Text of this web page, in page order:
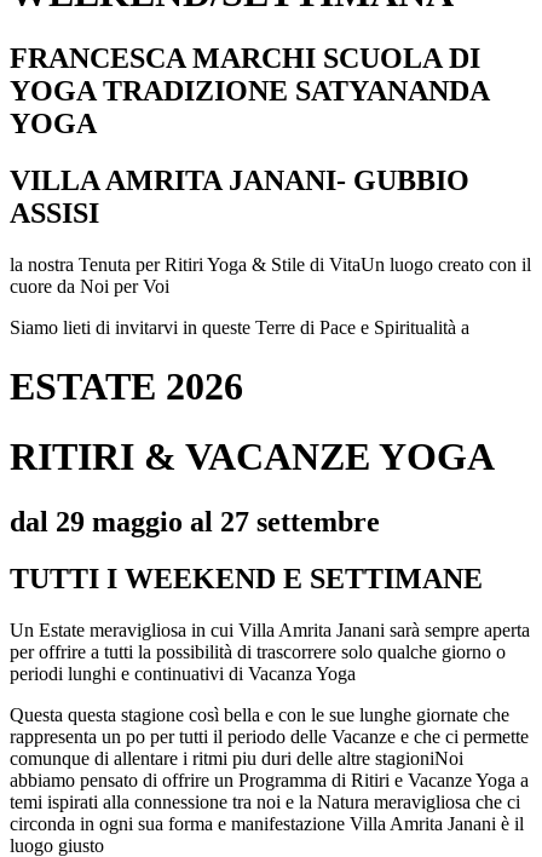
FRANCESCA MARCHI SCUOLA DI
YOGA TRADIZIONE SATYANANDA
YOGA
VILLA AMRITA JANANI- GUBBIO
ASSISI
la nostra Tenuta per Ritiri Yoga & Stile di VitaUn luogo creato con il
cuore da Noi per Voi
Siamo lieti di invitarvi in queste Terre di Pace e Spiritualità a
ESTATE 2026
RITIRI & VACANZE YOGA
dal 29 maggio al 27 settembre
TUTTI I WEEKEND E SETTIMANE
Un Estate meravigliosa in cui Villa Amrita Janani sarà sempre aperta
per offrire a tutti la possibilità di trascorrere solo qualche giorno o
periodi lunghi e continuativi di Vacanza Yoga
Questa questa stagione così bella e con le sue lunghe giornate che
rappresenta un po per tutti il periodo delle Vacanze e che ci permette
comunque di allentare i ritmi piu duri delle altre stagioniNoi
abbiamo pensato di offrire un Programma di Ritiri e Vacanze Yoga a
temi ispirati alla connessione tra noi e la Natura meravigliosa che ci
circonda in ogni sua forma e manifestazione Villa Amrita Janani è il
luogo giusto